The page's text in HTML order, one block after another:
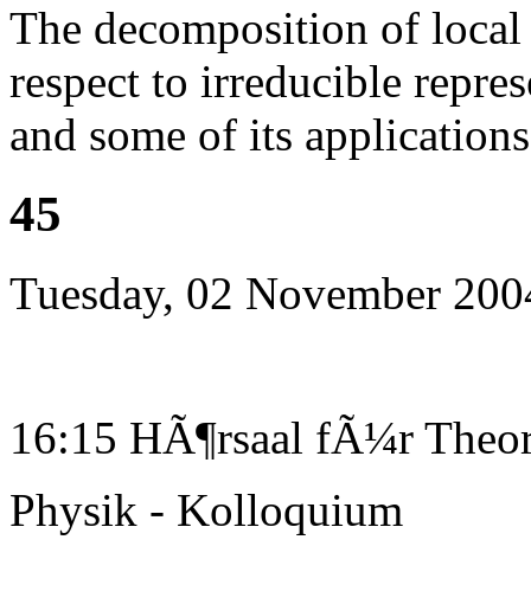
The decomposition of
respect to irreducible
and some of its
45
Tuesday, 02 November
16:15 HÃ¶rsaal fÃ¼r
Physik - Kolloquium